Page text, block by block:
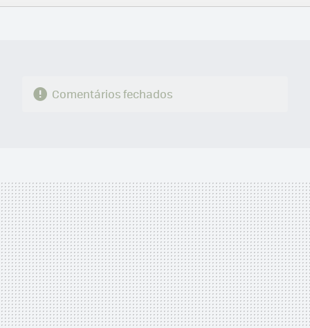
FACEBOOK
TWITTERFLIPBOARD
E-
WHATSAPP
Comentários fechados